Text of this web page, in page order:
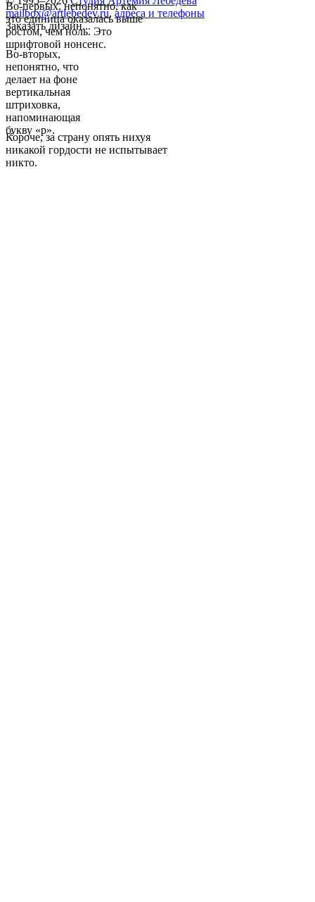
Во-первых, непонятно, как
это единица оказалась выше
ростом, чем ноль. Это
шрифтовой нонсенс.
Во-вторых,
непонятно, что
делает на фоне
вертикальная
штриховка,
напоминающая
букву «р».
Короче, за страну опять нихуя
никакой гордости не испытывает
никто.
mailbox@artlebedev.ru, адреса и телефоны
Заказать дизайн...